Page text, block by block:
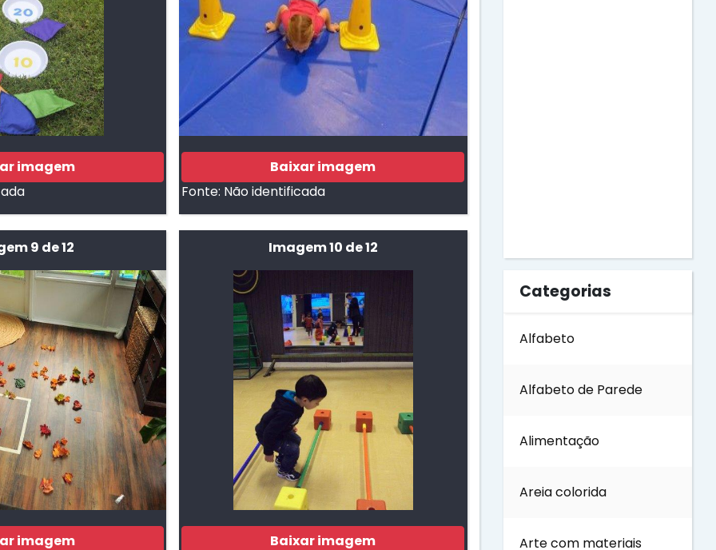
imagem
Baixar imagem
Fonte: Não identificada
9 de 12
imagem
Imagem 10 de 12
Baixar imagem
Dia do Soldado
Florestas
Categorias
Alfabeto
Alfabeto de Parede
Alimentação
Areia colorida
Arte com materiais